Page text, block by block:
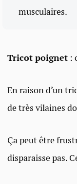
musculaires.
Tricot poignet :
En raison d’un
de très vilaines
Ça peut être
disparaisse pas.